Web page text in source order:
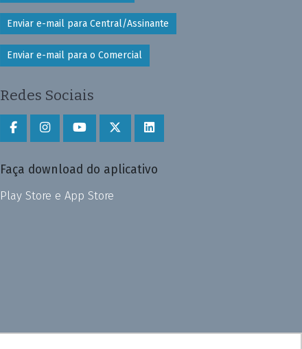
Enviar e-mail para Central/Assinante
Enviar e-mail para o Comercial
Redes Sociais
Faça download do aplicativo
Play Store e App Store